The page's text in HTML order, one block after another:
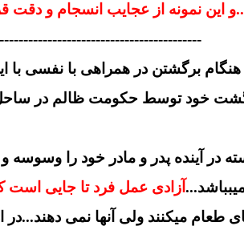
این نمونه از عجایب انسجام و
خود توسط حکومت ظالم در
در آینده پدر و مادر خود را وسوسه
آزادی عمل فرد تا جایی است
میکنند ولی آنها نمی دهند...در